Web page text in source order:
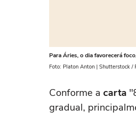
Para Áries, o dia favorecerá
Foto: Platon Anton | Shutterstock /
Conforme a carta
gradual,